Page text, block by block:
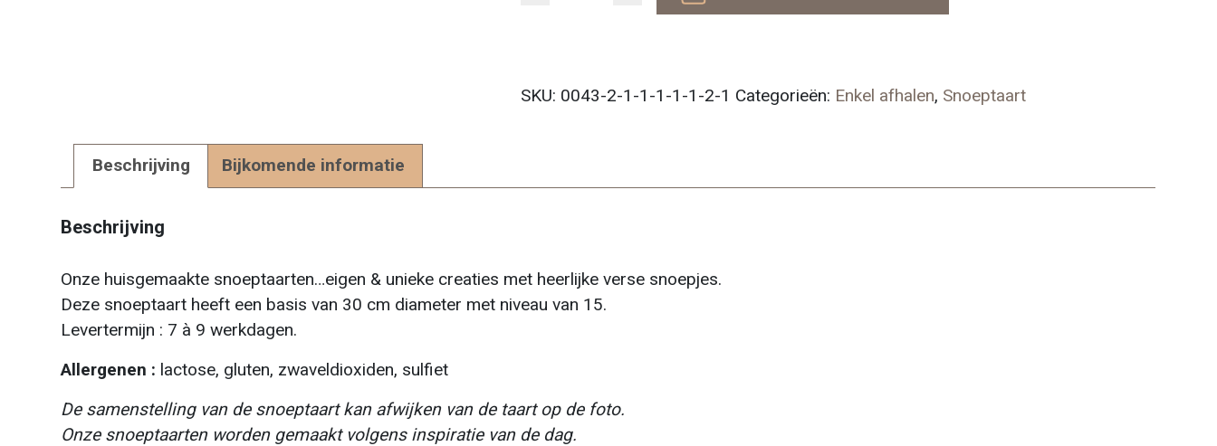
SKU: 0043-2-1-1-1-1-1-2-1 Categorieën: Enkel afhalen, Snoeptaart
Beschrijving Bijkomende informatie
Beschrijving
Onze huisgemaakte snoeptaarten…eigen & unieke creaties met heerlijke verse snoepjes.
Deze snoeptaart heeft een basis van 30 cm diameter met niveau van 15.
Levertermijn : 7 à 9 werkdagen.
Allergenen : lactose, gluten, zwaveldioxiden, sulfiet
De samenstelling van de snoeptaart kan afwijken van de taart op de foto.
Onze snoeptaarten worden gemaakt volgens inspiratie van de dag.